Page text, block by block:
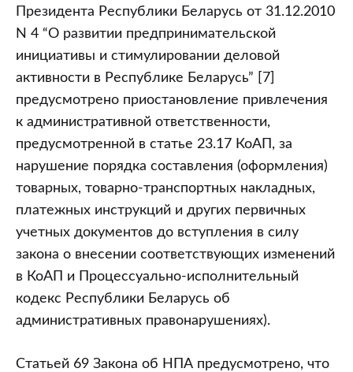
Президента Республики Беларусь от 31.12.2010
N 4 “О развитии предпринимательской
инициативы и стимулировании деловой
активности в Республике Беларусь” [7]
предусмотрено приостановление привлечения
к административной ответственности,
предусмотренной в статье 23.17 КоАП, за
нарушение порядка составления (оформления)
товарных, товарно-транспортных накладных,
платежных инструкций и других первичных
учетных документов до вступления в силу
закона о внесении соответствующих изменений
в КоАП и Процессуально-исполнительный
кодекс Республики Беларусь об
административных правонарушениях).
Статьей 69 Закона об НПА предусмотрено, что